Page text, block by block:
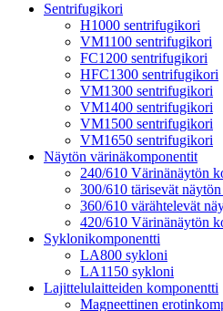
Sentrifugikori
H1000 sentrifugikori
VM1100 sentrifugikori
FC1200 sentrifugikori
HFC1300 sentrifugikori
VM1300 sentrifugikori
VM1400 sentrifugikori
VM1500 sentrifugikori
VM1650 sentrifugikori
Näytön värinäkomponentit
240/610 Värinänäytön
300/610 tärisevät
360/610 värähtelevät
420/610 Värinänäytön
Syklonikomponentti
LA800 sykloni
LA1150 sykloni
Lajittelulaitteiden komponentti
Magneettinen